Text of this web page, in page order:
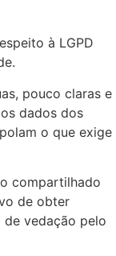
à LGPD
pouco claras e
dados dos
o que exige
compartilhado
de obter
vedação pelo